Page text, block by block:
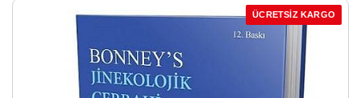
ÜCRETSİZ KARGO